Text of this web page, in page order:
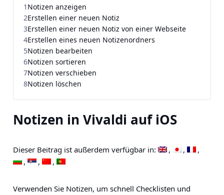
Notizen in Vivaldi auf iOS
Dieser Beitrag ist außerdem verfügbar in:
Verwenden Sie Notizen, um schnell Checklisten und
1 Notizen anzeigen
2Erstellen einer neuen Notiz
3Erstellen einer neuen Notiz von einer Webseite
4Erstellen eines neuen Notizenordners
5Notizen bearbeiten
6Notizen sortieren
7Notizen verschieben
8Notizen löschen